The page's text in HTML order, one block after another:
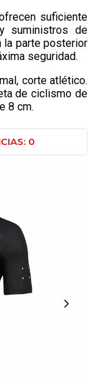
suficiente
suministros de
la parte posterior
seguridad.
corte atlético.
de ciclismo de
8 cm.
0